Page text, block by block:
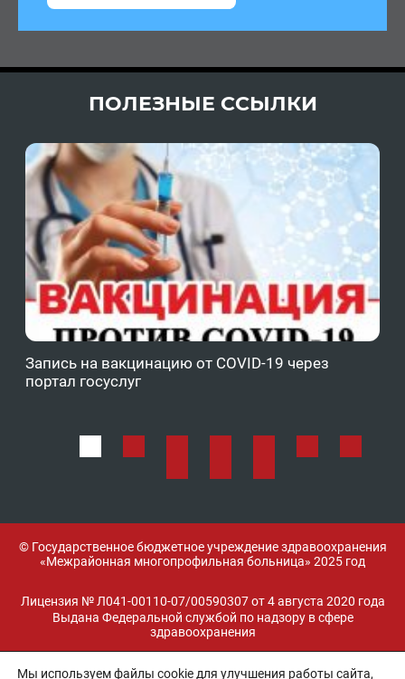
ПОЛЕЗНЫЕ ССЫЛКИ
Запись на вакцинацию от COVID-19 через
портал госуслуг
© Государственное бюджетное учреждение здравоохранения
«Межрайонная многопрофильная больница» 2025 год
Лицензия № Л041-00110-07/00590307 от 4 августа 2020 года
Выдана Федеральной службой по надзору в сфере
здравоохранения
Мы используем файлы cookie для улучшения работы сайта,